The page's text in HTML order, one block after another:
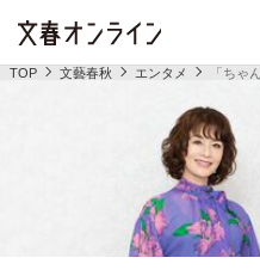
TOP 文藝春秋 エンタメ 「ちゃ